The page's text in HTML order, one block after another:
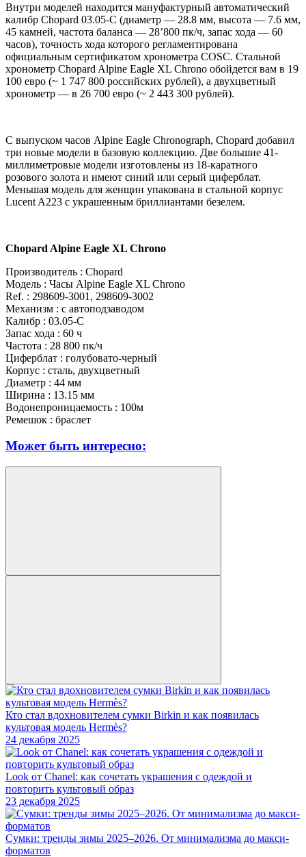
Внутри моделей находится мануфактурный автоматический
калибр Chopard 03.05-C (диаметр — 28.8 мм, высота — 7.6 мм,
45 камней, частота баланса — 28’800 пк/ч, запас хода — 60
часов), точность хода которого регламентирована
официальным сертификатом хронометра COSC. Стальной
хронометр Chopard Alpine Eagle XL Chrono обойдется вам в 19
100 евро (~ 1 747 800 российских рублей), а двухцветный
хронометр — в 26 700 евро (~ 2 443 300 рублей).
С выпуском часов Alpine Eagle Chronograph, Chopard добавил
три новые модели в базовую коллекцию. Две большие 41-
миллиметровые модели изготовлены из 18-каратного
розового золота и имеют синий или серый циферблат.
Меньшая модель для женщин упакована в стальной корпус
Lucent A223 с украшенным бриллиантами безелем.
Chopard Alpine Eagle XL Chrono
Производитель : Chopard
Модель : Часы Alpine Eagle XL Chrono
Ref. : 298609-3001, 298609-3002
Механизм : с автоподзаводом
Калибр : 03.05-C
Запас хода : 60 ч
Частота : 28 800 пк/ч
Циферблат : голубовато-черный
Корпус : сталь, двухцветный
Диаметр : 44 мм
Ширина : 13.15 мм
Водонепроницаемость : 100м
Ремешок : браслет
Может быть интересно:
Кто стал вдохновителем сумки Birkin и как появилась
культовая модель Hermès?
24 декабря 2025
Look от Chanel: как сочетать украшения с одеждой и
повторить культовый образ
23 декабря 2025
Сумки: тренды зимы 2025–2026. От минимализма до макси-
форматов